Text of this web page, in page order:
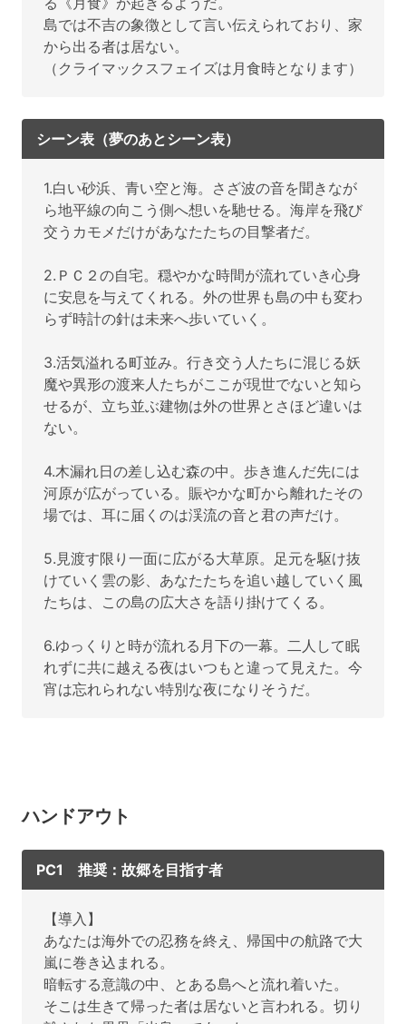
島では不吉の象徴として言い伝えられており、家
から出る者は居ない。
（クライマックスフェイズは月食時となります）
シーン表（夢のあとシーン表）
1.白い砂浜、青い空と海。さざ波の音を聞きなが
ら地平線の向こう側へ想いを馳せる。海岸を飛び
交うカモメだけがあなたたちの目撃者だ。
2.ＰＣ２の自宅。穏やかな時間が流れていき心身
に安息を与えてくれる。外の世界も島の中も変わ
らず時計の針は未来へ歩いていく。
3.活気溢れる町並み。行き交う人たちに混じる妖
魔や異形の渡来人たちがここが現世でないと知ら
せるが、立ち並ぶ建物は外の世界とさほど違いは
ない。
4.木漏れ日の差し込む森の中。歩き進んだ先には
河原が広がっている。賑やかな町から離れたその
場では、耳に届くのは渓流の音と君の声だけ。
5.見渡す限り一面に広がる大草原。足元を駆け抜
けていく雲の影、あなたたちを追い越していく風
たちは、この島の広大さを語り掛けてくる。
6.ゆっくりと時が流れる月下の一幕。二人して眠
れずに共に越える夜はいつもと違って見えた。今
宵は忘れられない特別な夜になりそうだ。
ハンドアウト
PC1 推奨：故郷を目指す者
【導入】
あなたは海外での忍務を終え、帰国中の航路で大
嵐に巻き込まれる。
暗転する意識の中、とある島へと流れ着いた。
そこは生きて帰った者は居ないと言われる。切り